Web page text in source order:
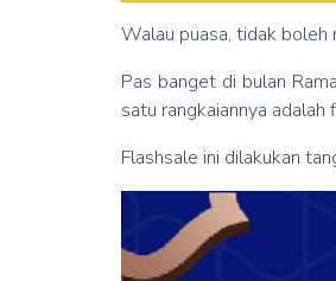
Walau puasa, tidak boleh
Pas banget di bulan
satu rangkaiannya
Flashsale ini dilakukan